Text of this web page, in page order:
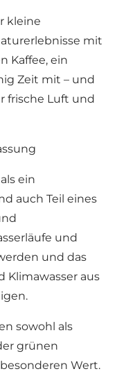
kleine
mit
Kaffee, ein
Zeit mit – und
frische Luft und
ein
auch Teil eines
und
und das
Klimawasser aus
sowohl als
grünen
Wert.